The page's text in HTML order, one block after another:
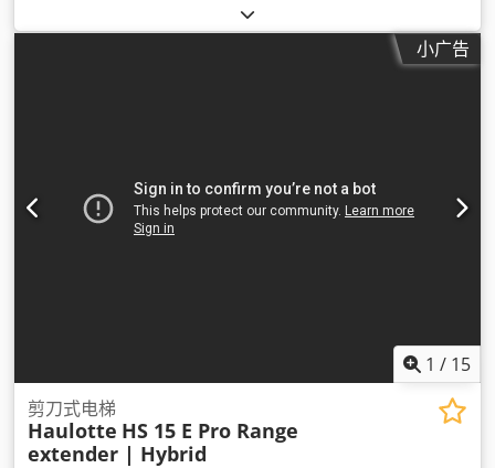
小广告
1 / 15
剪刀式电梯
Haulotte HS 15 E Pro Range
extender | Hybrid